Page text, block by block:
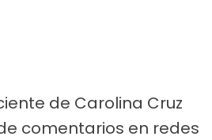
de Carolina Cruz
comentarios en redes